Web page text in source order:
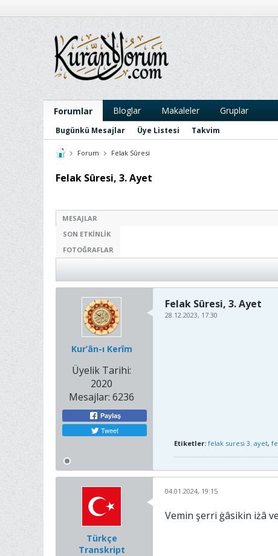
Forumlar Bloglar Makaleler Gruplar
Bugünkü Mesajlar Üye Listesi Takvim
Forum Felak Sûresi
Felak Sûresi, 3. Ayet
MESAJLAR
SON ETKINLIK
FOTOĞRAFLAR
Kur’ân-ı Kerîm
Üyelik Tarihi:
2020
Mesajlar: 6236
Paylaş
Tweet
Felak Sûresi, 3. Ayet
28.12.2023, 17:30
Etiketler: felak suresi 3. ayet,
Türkçe
Transkript
04.01.2024, 19:15
Vemin şerri ġâsikin iżâ